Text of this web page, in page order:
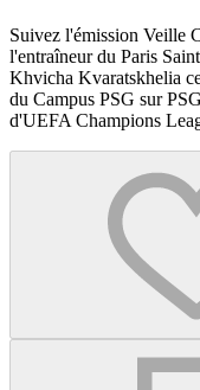
Suivez l'émission Veille
l'entraîneur du Paris
Khvicha Kvaratskhelia
du Campus PSG sur
d'UEFA Champions